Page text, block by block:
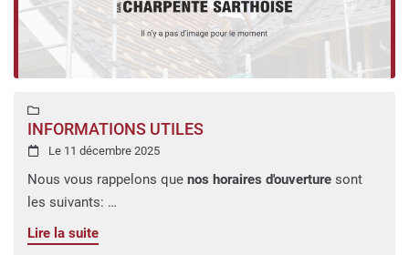
Nous vous souhaitons une agréable visite sur notre site, à
bientôt.
L'équipe de Charpente Sarthoise

INFORMATIONS UTILES
 Le 11 décembre 2025
Nous vous rappelons que nos horaires d'ouverture sont
les suivants:
Lundi au samedi : 8h00 a 20h00Vous pouvez retrouver
toutes nos photos sur
Lire la suite